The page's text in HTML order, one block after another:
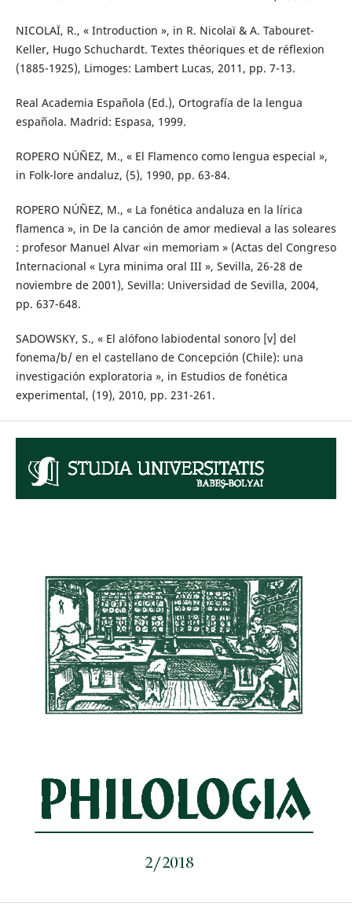
NICOLAÏ, R., « Introduction », in R. Nicolaï & A. Tabouret-
Keller, Hugo Schuchardt. Textes théoriques et de réflexion
(1885-1925), Limoges: Lambert Lucas, 2011, pp. 7-13.
Real Academia Española (Ed.), Ortografía de la lengua
española. Madrid: Espasa, 1999.
ROPERO NÚÑEZ, M., « El Flamenco como lengua especial »,
in Folk-lore andaluz, (5), 1990, pp. 63-84.
ROPERO NÚÑEZ, M., « La fonética andaluza en la lírica
flamenca », in De la canción de amor medieval a las soleares
: profesor Manuel Alvar «in memoriam » (Actas del Congreso
Internacional « Lyra minima oral III », Sevilla, 26-28 de
noviembre de 2001), Sevilla: Universidad de Sevilla, 2004,
pp. 637-648.
SADOWSKY, S., « El alófono labiodental sonoro [v] del
fonema/b/ en el castellano de Concepción (Chile): una
investigación exploratoria », in Estudios de fonética
experimental, (19), 2010, pp. 231-261.